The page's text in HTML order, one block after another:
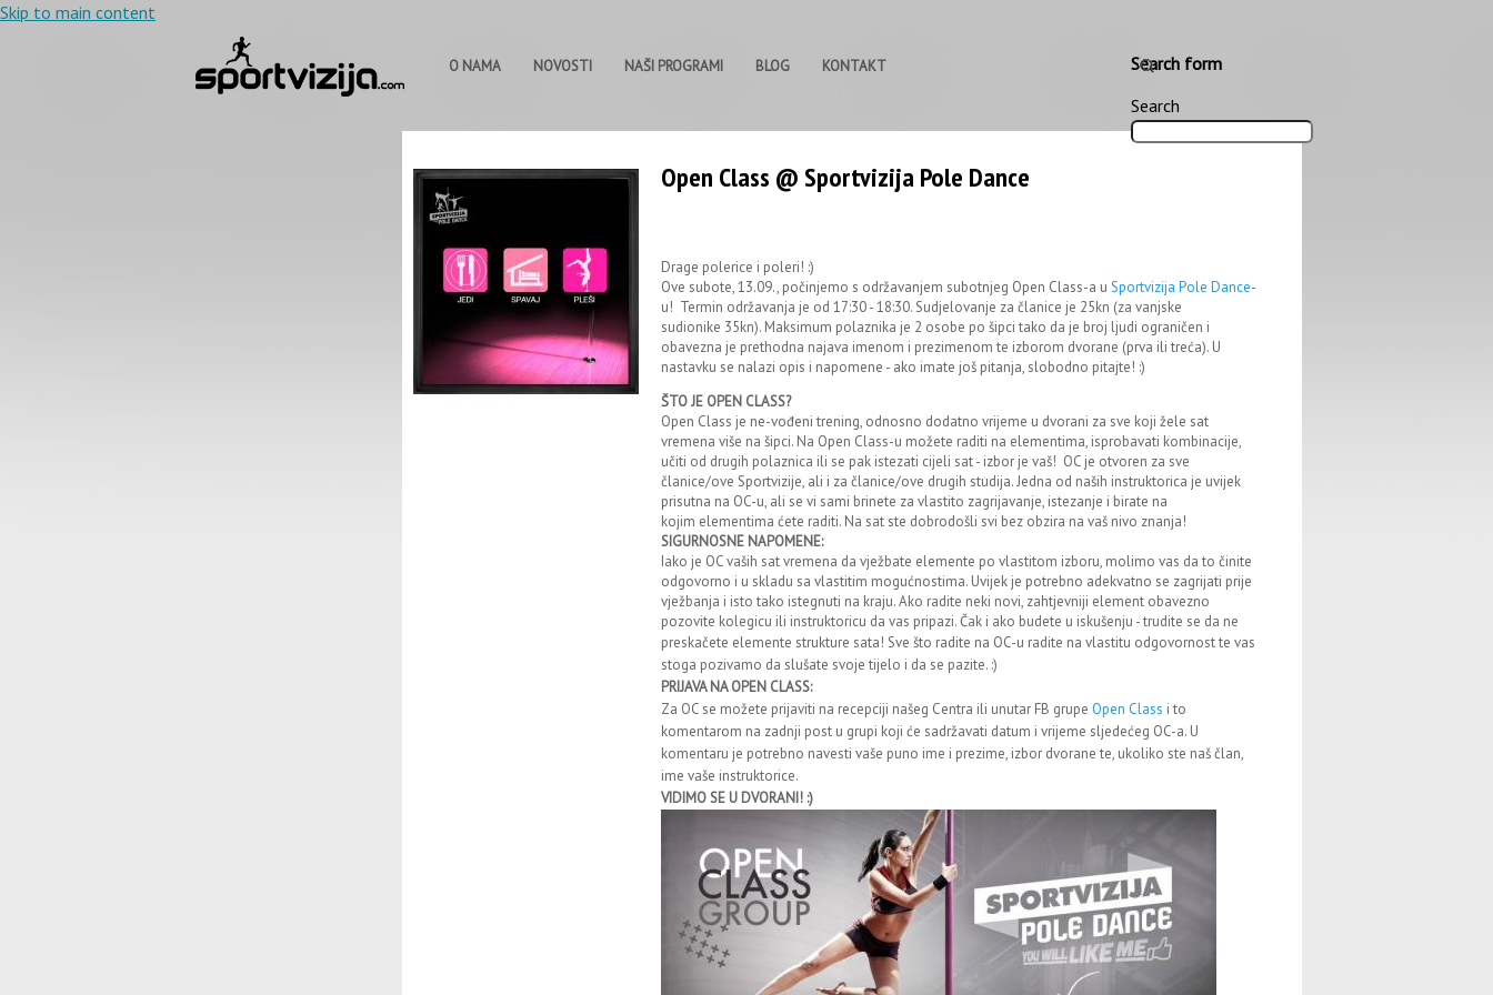
Skip to main content
O NAMA NOVOSTI NAŠI PROGRAMI BLOG KONTAKT
Search form
Search
Open Class @ Sportvizija Pole Dance
Drage polerice i poleri! :)
Ove subote, 13.09., počinjemo s održavanjem subotnjeg Open Class-a u Sportvizija Pole Dance-
u! Termin održavanja je od 17:30 - 18:30. Sudjelovanje za članice je 25kn (za vanjske
sudionike 35kn). Maksimum polaznika je 2 osobe po šipci tako da je broj ljudi ograničen i
obavezna je prethodna najava imenom i prezimenom te izborom dvorane (prva ili treća). U
nastavku se nalazi opis i napomene - ako imate još pitanja, slobodno pitajte! :)
ŠTO JE OPEN CLASS?
Open Class je ne-vođeni trening, odnosno dodatno vrijeme u dvorani za sve koji žele sat
vremena više na šipci. Na Open Class-u možete raditi na elementima, isprobavati kombinacije,
učiti od drugih polaznica ili se pak istezati cijeli sat - izbor je vaš! OC je otvoren za sve
članice/ove Sportvizije, ali i za članice/ove drugih studija. Jedna od naših instruktorica je uvijek
prisutna na OC-u, ali se vi sami brinete za vlastito zagrijavanje, istezanje i birate na
kojim elementima ćete raditi. Na sat ste dobrodošli svi bez obzira na vaš nivo znanja!
SIGURNOSNE NAPOMENE:
Iako je OC vaših sat vremena da vježbate elemente po vlastitom izboru, molimo vas da to činite
odgovorno i u skladu sa vlastitim mogućnostima. Uvijek je potrebno adekvatno se zagrijati prije
vježbanja i isto tako istegnuti na kraju. Ako radite neki novi, zahtjevniji element obavezno
pozovite kolegicu ili instruktoricu da vas pripazi. Čak i ako budete u iskušenju - trudite se da ne
preskačete elemente strukture sata! Sve što radite na OC-u radite na vlastitu odgovornost te vas
stoga pozivamo da slušate svoje tijelo i da se pazite. :)
PRIJAVA NA OPEN CLASS:
Za OC se možete prijaviti na recepciji našeg Centra ili unutar FB grupe Open Class i to
komentarom na zadnji post u grupi koji će sadržavati datum i vrijeme sljedećeg OC-a. U
komentaru je potrebno navesti vaše puno ime i prezime, izbor dvorane te, ukoliko ste naš član,
ime vaše instruktorice.
VIDIMO SE U DVORANI! :)